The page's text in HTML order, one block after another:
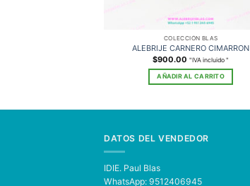
COLECCIÓN BLAS
ALEBRIJE CARNERO CIMARRON
$900.00 "IVA incluido "
AÑADIR AL CARRITO
DATOS DEL VENDEDOR
IDIE. Paul Blas
WhatsApp: 9512406945